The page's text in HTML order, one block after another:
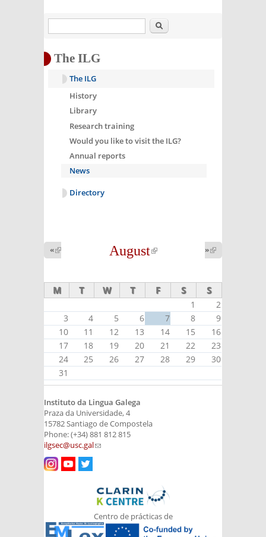
Search
The ILG
The ILG
History
Library
Research training
Would you like to visit the ILG?
Annual reports
News
Directory
August
(link is
«
external)
»
external)
M T W T F S S
1
2
3
4 5 6 7 8
9
10
11 12 13 14 15
16
17
18 19 20 21 22
23
24
25 26 27 28 29
30
31
Instituto da Lingua Galega
Praza da Universidade, 4
15782 Santiago de Compostela
Phone: (+34) 881 812 815
ilgsec@usc.gal(link sends e-mail)
Centro de prácticas de